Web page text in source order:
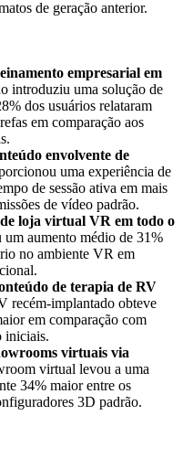
de geração anterior.
empresarial em
introduziu uma solução de
dos usuários relataram
em comparação aos
envolvente de
uma experiência de
de sessão ativa em mais
de vídeo padrão.
loja virtual VR em todo o
aumento médio de 31%
no ambiente VR em
de terapia de RV
recém-implantado obteve
em comparação com
iniciais.
virtuais via
virtual levou a uma
34% maior entre os
3D padrão.